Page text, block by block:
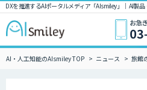
DXを推進するAIポータルメディア「AIsmiley」｜ AI製
AI・人工知能のAIsmiley TOP ニュース 旅館